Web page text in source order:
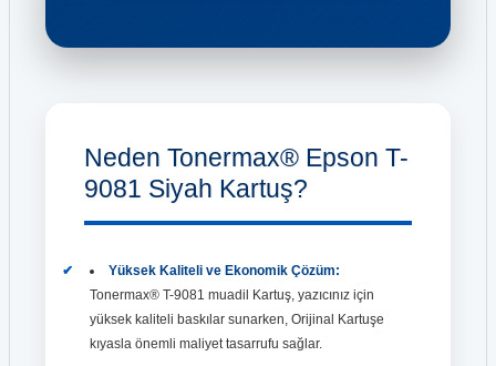
Neden Tonermax® Epson T-
9081 Siyah Kartuş?
Yüksek Kaliteli ve Ekonomik Çözüm:
Tonermax® T-9081 muadil Kartuş, yazıcınız için
yüksek kaliteli baskılar sunarken, Orijinal Kartuşe
kıyasla önemli maliyet tasarrufu sağlar.